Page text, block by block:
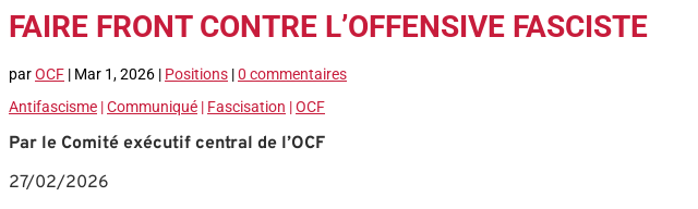
FAIRE FRONT CONTRE L’OFFENSIVE FASCISTE
parOCF | Mar 1, 2026 | Positions |0 commentaires
Antifascisme |Communiqué | Fascisation |OCF
Par le Comité exécutif central de l’OCF
27/02/2026